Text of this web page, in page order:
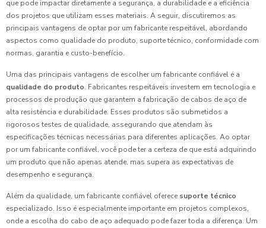
que pode impactar diretamente a segurança, a durabilidade e a eficiência
dos projetos que utilizam esses materiais. A seguir, discutiremos as
principais vantagens de optar por um fabricante respeitável, abordando
aspectos como qualidade do produto, suporte técnico, conformidade com
normas, garantia e custo-benefício.
Uma das principais vantagens de escolher um fabricante confiável é a
qualidade do produto. Fabricantes respeitáveis investem em tecnologia e
processos de produção que garantem a fabricação de cabos de aço de
alta resistência e durabilidade. Esses produtos são submetidos a
rigorosos testes de qualidade, assegurando que atendam às
especificações técnicas necessárias para diferentes aplicações. Ao optar
por um fabricante confiável, você pode ter a certeza de que está adquirindo
um produto que não apenas atende, mas supera as expectativas de
desempenho e segurança.
Além da qualidade, um fabricante confiável oferece suporte técnico
especializado. Isso é especialmente importante em projetos complexos,
onde a escolha do cabo de aço adequado pode fazer toda a diferença. Um